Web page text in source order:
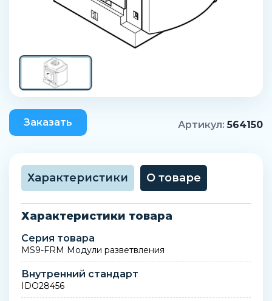
Заказать Артикул:564150
Характеристики О товаре
Характеристики товара
Серия товара
MS9-FRM Модули разветвления
Внутренний стандарт
IDO28456